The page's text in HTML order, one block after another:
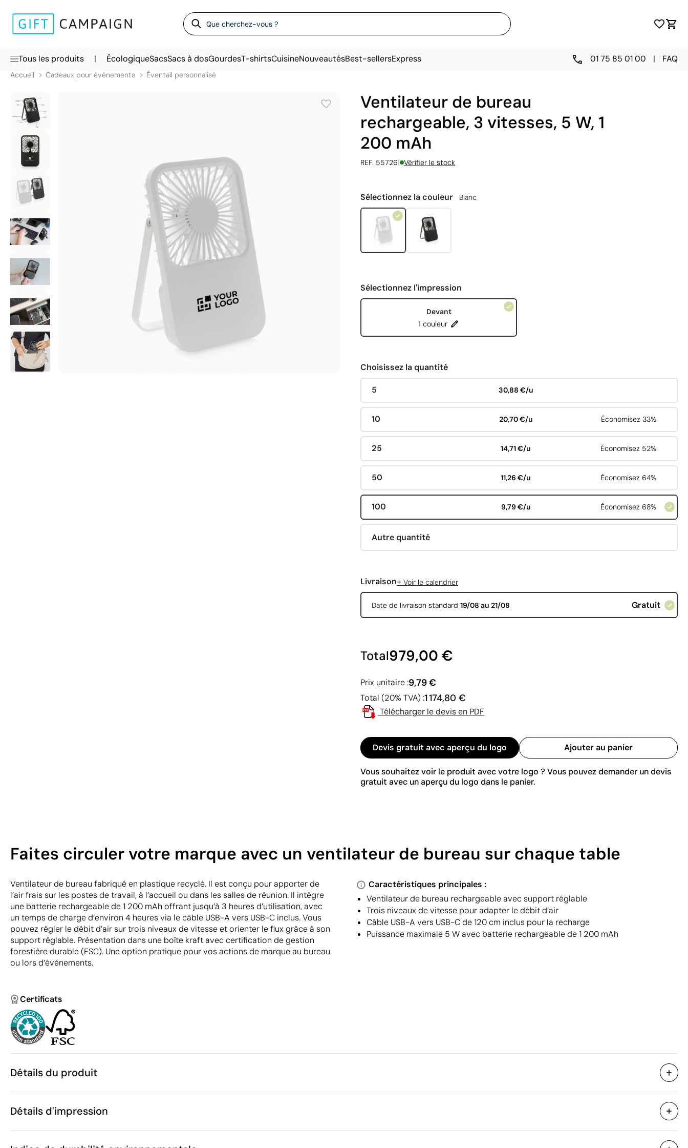
Tous les produits | ÉcologiqueSacsSacs à dosGourdesT-shirtsCuisineNouveautésBest-sellersExpress 01 75 85 01 00 | FAQ
Accueil Cadeaux pour événements Éventail personnalisé
Ventilateur de bureau
rechargeable, 3 vitesses, 5 W, 1
200 mAh
REF. 55726| Vérifier le stock
Sélectionnez la couleur Blanc
Sélectionnez l'impression
Devant
1 couleur
Choisissez la quantité
5 30,88 €/u
10 20,70 €/u Économisez 33%
25 14,71 €/u Économisez 52%
50 11,26 €/u Économisez 64%
100 9,79 €/u Économisez 68%
Autre quantité
Livraison+ Voir le calendrier
Date de livraison standard 19/08 au 21/08 Gratuit
Total979,00 €
Prix unitaire :9,79 €
Total (20% TVA) :1 174,80 €
Télécharger le devis en PDF
Devis gratuit avec aperçu du logo Ajouter au panier
Vous souhaitez voir le produit avec votre logo ? Vous pouvez demander un devis
gratuit avec un aperçu du logo dans le panier.
Faites circuler votre marque avec un ventilateur de bureau sur chaque table
Ventilateur de bureau fabriqué en plastique recyclé. Il est conçu pour apporter de
l’air frais sur les postes de travail, à l’accueil ou dans les salles de réunion. Il intègre
une batterie rechargeable de 1 200 mAh offrant jusqu’à 3 heures d’utilisation, avec
un temps de charge d’environ 4 heures via le câble USB-A vers USB-C inclus. Vous
pouvez régler le débit d’air sur trois niveaux de vitesse et orienter le flux grâce à son
support réglable. Présentation dans une boîte kraft avec certification de gestion
forestière durable (FSC). Une option pratique pour vos actions de marque au bureau
ou lors d’événements.
Caractéristiques principales :
Ventilateur de bureau rechargeable avec support réglable
Trois niveaux de vitesse pour adapter le débit d’air
Câble USB-A vers USB-C de 120 cm inclus pour la recharge
Puissance maximale 5 W avec batterie rechargeable de 1 200 mAh
Certificats
Détails du produit
Caractéristiques
Code du produit
Emballage
Détails d'impression